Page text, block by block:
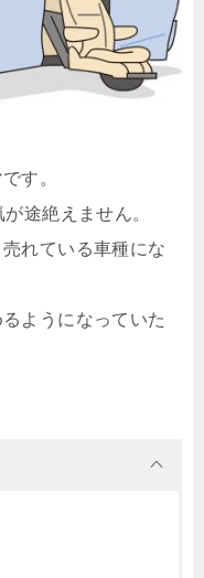
す。
途絶えません。
れている車種にな
ようになっていた